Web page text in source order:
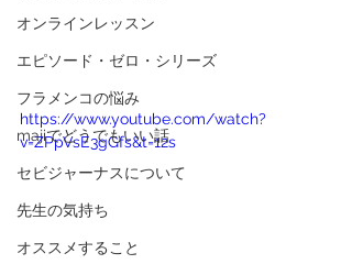
オンラインレッスン
エピソード・ゼロ・シリーズ
フラメンコの悩み
majiでどうでもいい話
セビジャーナスについて
先生の気持ち
オススメすること
https://www.youtube.com/watch?
v=ZPpVsE3gGfs&t=12s